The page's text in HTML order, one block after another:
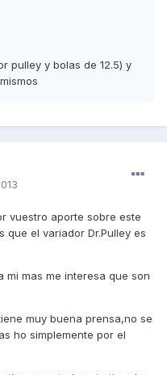
pulley y bolas de 12.5) y
vuestro aporte sobre este
que el variador Dr.Pulley es
mi mas me interesa que son
muy buena prensa,no se
ho simplemente por el